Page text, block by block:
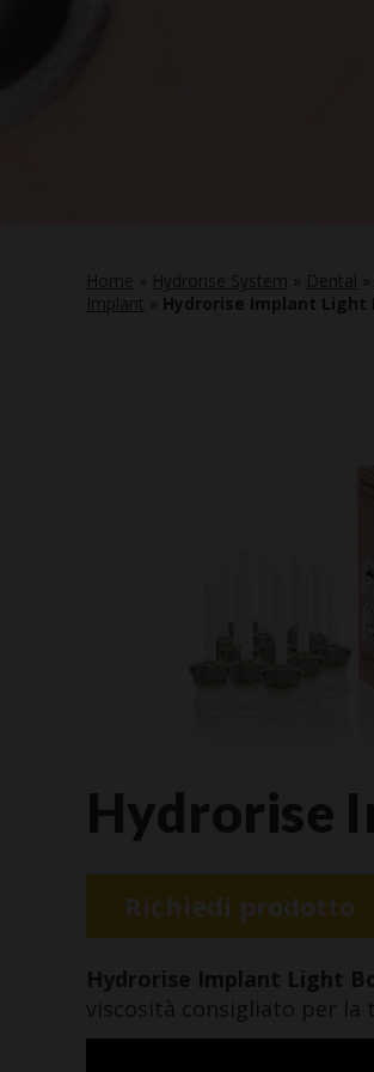
Home Hydrorise System Dental
Implant
Hydrorise Implant Light
Hydrorise
Richiedi prodotto
Hydrorise Implant Light
viscosità consigliato per la